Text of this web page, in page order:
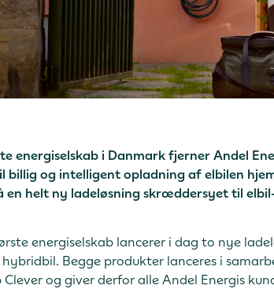
energiselskab i Danmark fjerner Andel
billig og intelligent opladning af elbilen
en helt ny ladeløsning skræddersyet til
energiselskab lancerer i dag to nye
Begge produkter lanceres i
Clever og giver derfor alle Andel Energis